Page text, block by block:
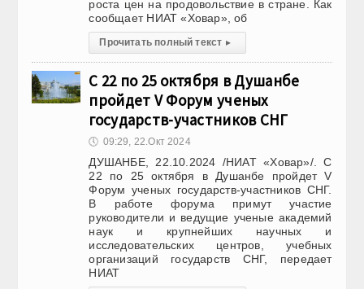
роста цен на продовольствие в стране. Как
сообщает НИАТ «Ховар», об
Прочитать полный текст ▸
С 22 по 25 октября в Душанбе
пройдет V Форум ученых
государств-участников СНГ
🕔 09:29, 22.Окт 2024
ДУШАНБЕ, 22.10.2024 /НИАТ «Ховар»/. С
22 по 25 октября в Душанбе пройдет V
Форум ученых государств-участников СНГ.
В работе форума примут участие
руководители и ведущие ученые академий
наук и крупнейших научных и
исследовательских центров, учебных
организаций государств СНГ, передает
НИАТ